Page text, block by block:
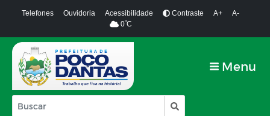
Telefones Ouvidoria Acessibilidade Contraste A+
A-
0ºC
Menu